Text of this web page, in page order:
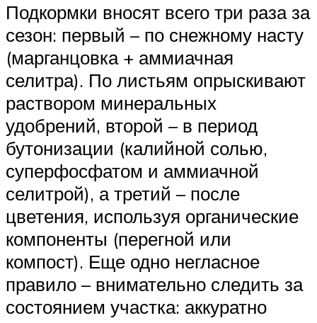
Подкормки вносят всего три раза за
сезон: первый – по снежному насту
(марганцовка + аммиачная
селитра). По листьям опрыскивают
раствором минеральных
удобрений, второй – в период
бутонизации (калийной солью,
суперфосфатом и аммиачной
селитрой), а третий – после
цветения, используя органические
компоненты (перегной или
компост). Еще одно негласное
правило – внимательно следить за
состоянием участка: аккуратно